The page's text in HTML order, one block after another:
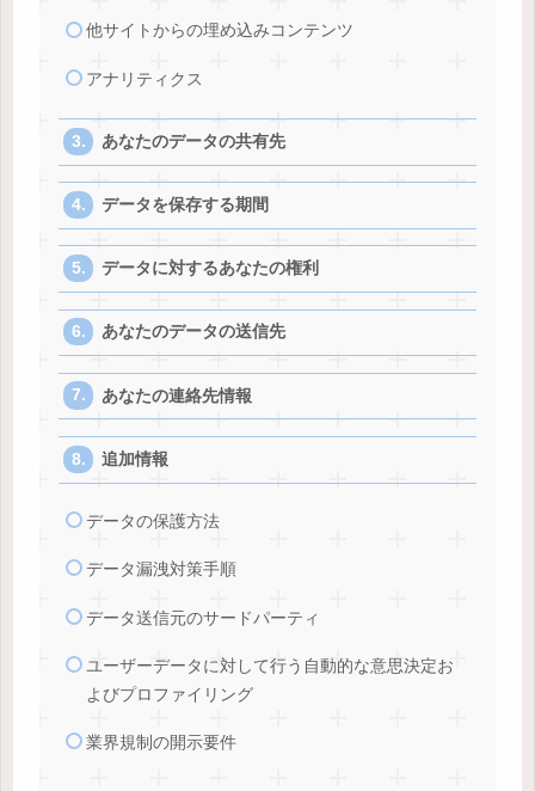
他サイトからの埋め込みコンテンツ
アナリティクス
あなたのデータの共有先
データを保存する期間
データに対するあなたの権利
あなたのデータの送信先
あなたの連絡先情報
追加情報
データの保護方法
データ漏洩対策手順
データ送信元のサードパーティ
ユーザーデータに対して行う自動的な意思決定お
よびプロファイリング
業界規制の開示要件